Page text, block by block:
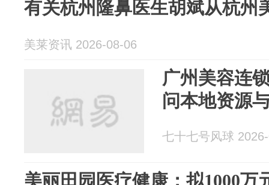
有关杭州隆鼻医生胡斌从杭州
美莱资讯 2026-08-06
广州美容连
问本地资源
七十七号风球
美丽田园医疗健康：拟1000万